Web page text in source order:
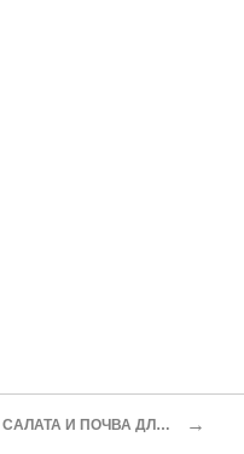
РОСТКИ САЛАТА И ПОЧВА ДЛЯ СОВМЕСТНОГО ПРЕДПРИЯТИЯ →